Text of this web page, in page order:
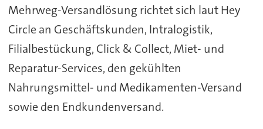
Mehrweg-Versandlösung richtet sich laut Hey
Circle an Geschäftskunden, Intralogistik,
Filialbestückung, Click & Collect, Miet- und
Reparatur-Services, den gekühlten
Nahrungsmittel- und Medikamenten-Versand
sowie den Endkundenversand.